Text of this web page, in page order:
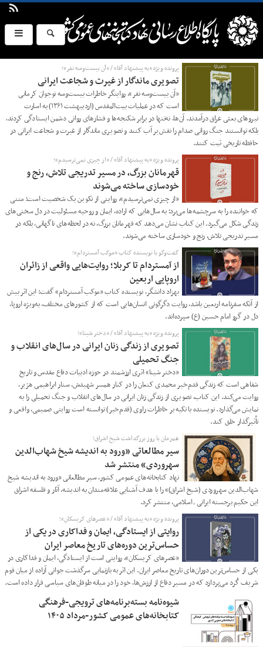
پرونده ویژه «به پیشنهاد آقا» / «آن بیست‌وسه نفر»؛
تصویری ماندگار از غیرت و شجاعت ایرانی
«آن بیست‌وسه نفر»، روایتگر خاطرات بیست‌وسه نوجوان کرمانی
است که در عملیات بیت‌المقدس (اردیبهشت ۱۳۶۱) به اسارت
نیروهای بعثی عراق درآمدند. آن‌ها، نه‌تنها در برابر شکنجه‌ها و فشارهای روانی دشمن ایستادگی کردند،
بلکه توانستند جنگ روانی صدام را نقش بر آب کنند و تصویری ماندگار از غیرت و شجاعت ایرانی در
حافظه تاریخی ثبت کنند.
پرونده ویژه «به پیشنهاد آقا» / «از چیزی نمی‌ترسیدم»؛
قهرمانان بزرگ، در مسیر تدریجی تلاش، رنج و
خودسازی ساخته می‌شوند
«از چیزی نمی‌ترسیدم»، روایتی از تکوین یک شخصیت است؛ متنی
که خواننده را به سرچشمه‌ها می‌برد؛ به سال‌هایی که اراده، ایمان و روحیه مسئولیت در دل سختی‌های
زندگی شکل می‌گیرد. این کتاب نشان می‌دهد که قهرمانان بزرگ، نه در لحظه‌های ناگهانی، بلکه در
مسیر تدریجی تلاش، رنج و خودسازی ساخته می‌شوند.
گفت‌وگو با نویسنده کتاب «موکب آمستردام»؛
از آمستردام تا کربلا؛ روایت‌هایی واقعی از زائران
اروپایی اربعین
بهزاد دانشگر، نویسنده کتاب «موکب آمستردام» گفت: این اثر بیش
از آنکه سفرنامه اربعین باشد، روایت دگرگونی انسان‌هایی است که از کشورهای مختلف، به‌ویژه اروپا،
دل در گرو امام حسین (ع) سپرده‌اند.
پرونده ویژه «به پیشنهاد آقا» / «دختر شینا»؛
تصویری از زندگی زنان ایرانی در سال‌های انقلاب و
جنگ تحمیلی
«دختر شینا» اثری ارزشمند در حوزه ادبیات دفاع مقدس و تاریخ
شفاهی است که زندگی قدم‌خیر محمدی کنعان را در کنار همسر شهیدش، ستار ابراهیمی هژیر،
روایت می‌کند. این کتاب، تصویری از زندگی زنان ایرانی در سال‌های انقلاب و جنگ تحمیلی را به
نمایش می‌گذارد. نویسنده با تکیه بر خاطرات راوی (قدم‌خیر) توانسته است روایتی صمیمی، واقعی و
تأثیرگذار خلق کند.
همزمان با روز بزرگداشت شیخ اشراق؛
سیر مطالعاتی «ورود به اندیشه شیخ شهاب‌الدین
سهروردی» منتشر شد
نهاد کتابخانه‌های عمومی کشور، سیر مطالعاتی «ورود به اندیشه شیخ
شهاب‌الدین سهروردی (شیخ اشراق)» را با هدف آشنایی علاقه‌مندان به اندیشه، آثار و فلسفه اشراق
این حکیم برجسته ایرانی ـ اسلامی، منتشر کرد.
پرونده ویژه «به پیشنهاد آقا» / «عصرهای کریسکان»؛
روایتی از ایستادگی، ایمان و فداکاری در یکی از
حساس‌ترین دوره‌های تاریخ معاصر ایران
«عصرهای کریسکان»، روایتی است از ایستادگی، ایمان و فداکاری در
یکی از حساس‌ترین دوران‌های تاریخ معاصر ایران. این اثر به بازنمایی سرگذشت جوانی آزاده از میان قوم
شریف کُرد می‌پردازد که در مسیر دفاع از ارزش‌ها، خود را در میانه طوفان‌های سیاسی قرار داده است.
شیوه‌نامه بسته‌برنامه‌های ترویجی-فرهنگی
کتابخانه‌های عمومی کشور-مرداد ۱۴۰۵